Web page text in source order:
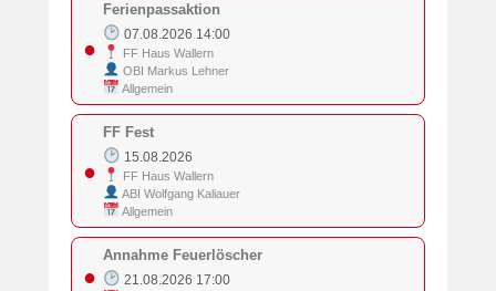
●
Ferienpassaktion
07.08.2026 14:00
FF Haus Wallern
OBI Markus Lehner
Allgemein
●
FF Fest
15.08.2026
FF Haus Wallern
ABI Wolfgang Kaliauer
Allgemein
●
Annahme Feuerlöscher
21.08.2026 17:00